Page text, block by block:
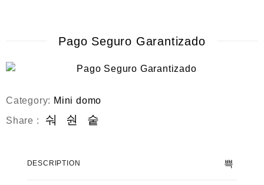
Pago Seguro Garantizado
Category: Mini domo
Share :
DESCRIPTION